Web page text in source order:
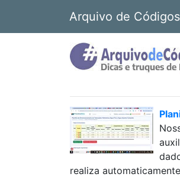
Arquivo de Códigos
realiza